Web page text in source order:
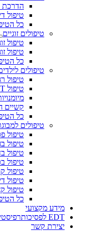
הדרכת
טיפול
כל
טיפולים זוגיים
טיפול
טיפול
כל
טיפולים
טיפול
טיפול CBT לילדים
קשיים
כל
טיפולים
טיפול
טיפול
טיפול
טיפול
טיפול
טיפול
טיפול
כל
מידע מקצועי
EDT לפסיכותרפיסטים
יצירת קשר